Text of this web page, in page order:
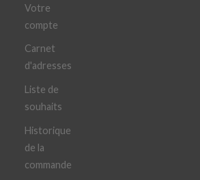
Votre
compte
Carnet
d'adresses
Liste de
souhaits
Historique
de la
commande